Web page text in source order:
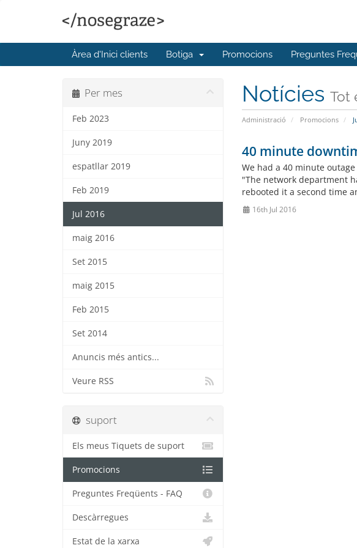
Àrea d'Inici clients Botiga Promocions Preguntes
Notícies Tot
Administració Promocions
Per mes
Feb 2023
Juny 2019
espatllar 2019
Feb 2019
Jul 2016
maig 2016
Set 2015
maig 2015
Feb 2015
Set 2014
Anuncis més antics...
Veure RSS
40 minute
We had a 40 minute
"The network department
rebooted it a second time
16th Jul 2016
suport
Els meus Tiquets de suport
Promocions
Preguntes Freqüents - FAQ
Descàrregues
Estat de la xarxa